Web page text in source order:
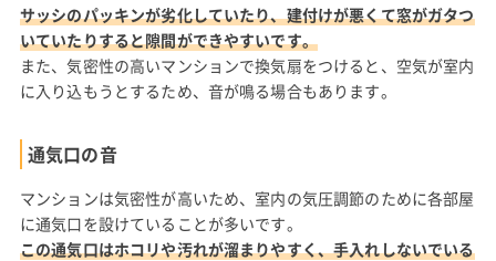
サッシのパッキンが劣化していたり、建付けが悪くて窓がガタつ
いていたりすると隙間ができやすいです。
また、気密性の高いマンションで換気扇をつけると、空気が室内
に入り込もうとするため、音が鳴る場合もあります。
通気口の音
マンションは気密性が高いため、室内の気圧調節のために各部屋
に通気口を設けていることが多いです。
この通気口はホコリや汚れが溜まりやすく、手入れしないでいる